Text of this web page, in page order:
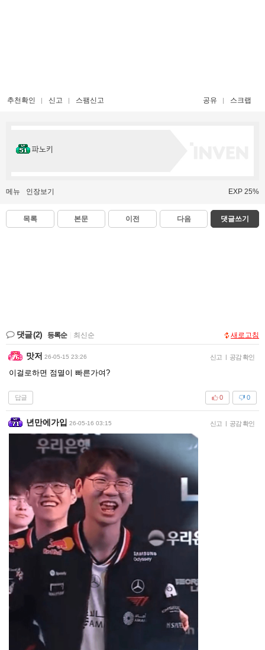
추천확인 신고 스팸신고 공유 스크랩
파노키
메뉴 인장보기 EXP 25%
목록 본문 이전 다음 댓글쓰기
댓글(2) 등록순 최신순 새로고침
맛저 26-05-15 23:26 신고 | 공감 확인
이걸로하면 점멸이 빠른가여?
답글 0
0
년만에가입 26-05-16 03:15 신고 | 공감 확인